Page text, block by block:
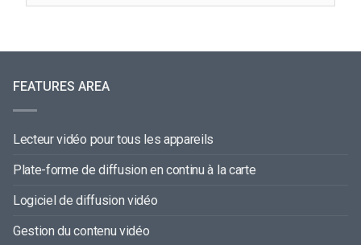
FEATURES AREA
Lecteur vidéo pour tous les appareils
Plate-forme de diffusion en continu à la carte
Logiciel de diffusion vidéo
Gestion du contenu vidéo